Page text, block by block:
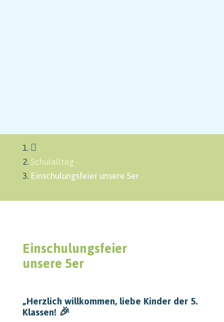

Schulalltag
Einschulungsfeier unsere 5er
Einschulungsfeier
unsere 5er
„Herzlich willkommen, liebe Kinder der 5.
Klassen! 🎉